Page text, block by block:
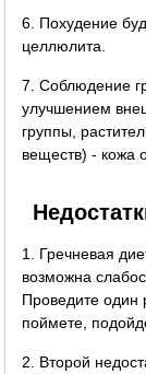
6. Похудение
целлюлита.
7. Соблюдение
улучшением
группы,
веществ) - кожа
1. Гречневая
возможна
Проведите один
поймете,
2. Второй